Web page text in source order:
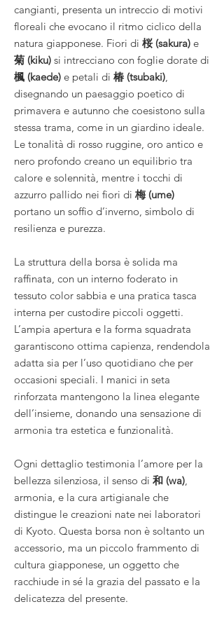
cangianti, presenta un intreccio di motivi
floreali che evocano il ritmo ciclico della
natura giapponese. Fiori di 桜 (sakura) e
菊 (kiku) si intrecciano con foglie dorate di
楓 (kaede) e petali di 椿 (tsubaki),
disegnando un paesaggio poetico di
primavera e autunno che coesistono sulla
stessa trama, come in un giardino ideale.
Le tonalità di rosso ruggine, oro antico e
nero profondo creano un equilibrio tra
calore e solennità, mentre i tocchi di
azzurro pallido nei fiori di 梅 (ume)
portano un soffio d’inverno, simbolo di
resilienza e purezza.
La struttura della borsa è solida ma
raffinata, con un interno foderato in
tessuto color sabbia e una pratica tasca
interna per custodire piccoli oggetti.
L’ampia apertura e la forma squadrata
garantiscono ottima capienza, rendendola
adatta sia per l’uso quotidiano che per
occasioni speciali. I manici in seta
rinforzata mantengono la linea elegante
dell’insieme, donando una sensazione di
armonia tra estetica e funzionalità.
Ogni dettaglio testimonia l’amore per la
bellezza silenziosa, il senso di 和 (wa),
armonia, e la cura artigianale che
distingue le creazioni nate nei laboratori
di Kyoto. Questa borsa non è soltanto un
accessorio, ma un piccolo frammento di
cultura giapponese, un oggetto che
racchiude in sé la grazia del passato e la
delicatezza del presente.